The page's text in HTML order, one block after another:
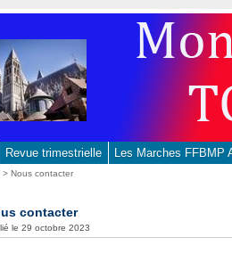
Revue trimestrielle Les Marches FFBMP
>Nous contacter
contacter
le 29 octobre 2023